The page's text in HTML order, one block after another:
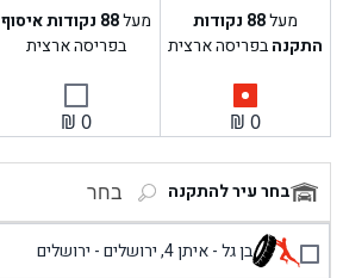
מעל88 נקודות
התקנהבפריסה ארצית
₪ 0
מעל88 נקודות איסוף
בפריסה ארצית
₪ 0
בחר עיר להתקנה בחר
בן גל - איתן 4, ירושלים - ירושלים